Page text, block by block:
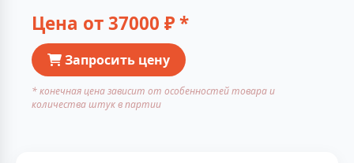
Цена от37000 ₽ *
Запросить цену
* конечная цена зависит от особенностей товара и
количества штук в партии